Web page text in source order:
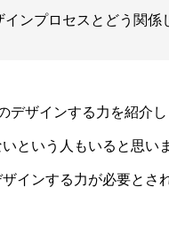
ンプロセスとどう関係
デザインする力を紹介
という人もいると思い
インする力が必要とさ